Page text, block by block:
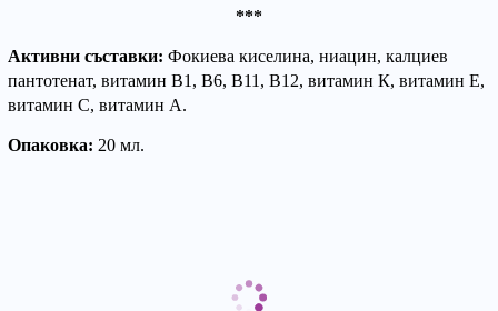
***
Активни съставки: Фокиева киселина, ниацин, калциев
пантотенат, витамин В1, В6, В11, В12, витамин К, витамин Е,
витамин С, витамин А.
Опаковка: 20 мл.